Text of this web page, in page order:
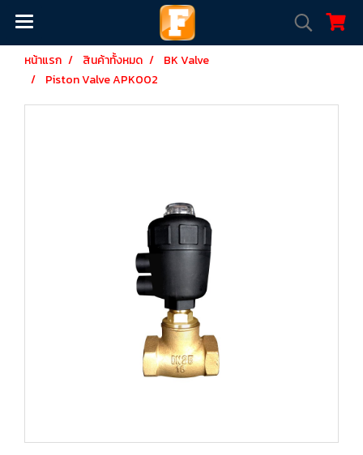
หน้าแรก สินค้าทั้งหมด
BK Valve
Piston Valve APK002